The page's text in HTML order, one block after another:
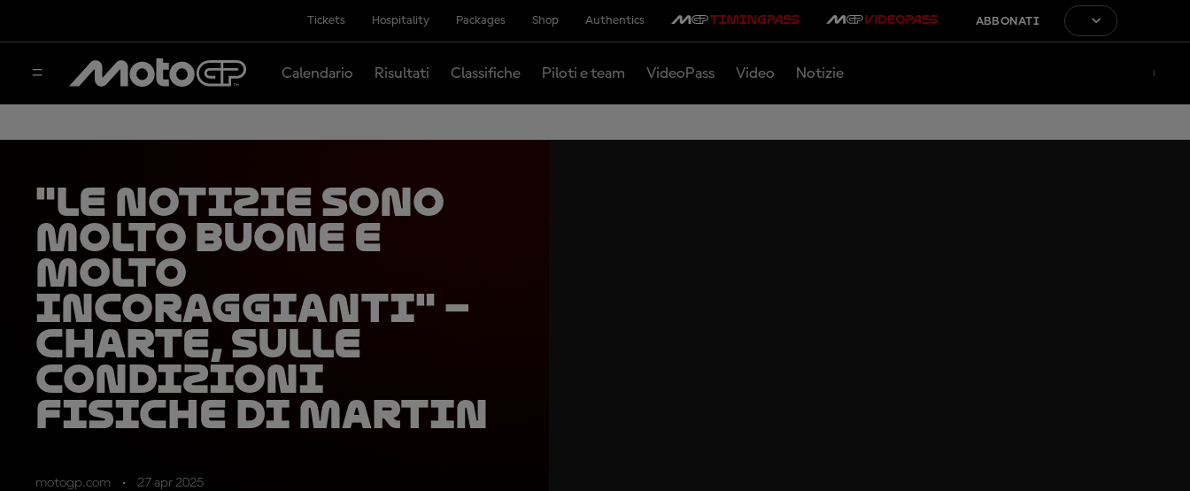
Tickets Hospitality Packages Shop Authentics ABBONATI
Calendario Risultati Classifiche Piloti e team VideoPass Video Notizie
"Le notizie sono
molto buone e
molto
incoraggianti" –
Charte, sulle
condizioni
fisiche di Martin
motogp.com 27 apr 2025